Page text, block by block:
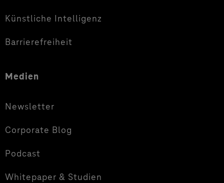
Künstliche Intelligenz
Barrierefreiheit
Medien
Newsletter
Corporate Blog
Podcast
Whitepaper & Studien